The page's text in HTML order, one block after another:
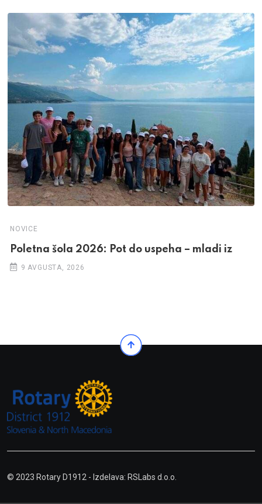
NOVICE
Poletna šola 2026: Pot do uspeha – mladi iz
9 AVGUSTA, 2026
© 2023 Rotary D1912 - Izdelava: RSLabs d.o.o.